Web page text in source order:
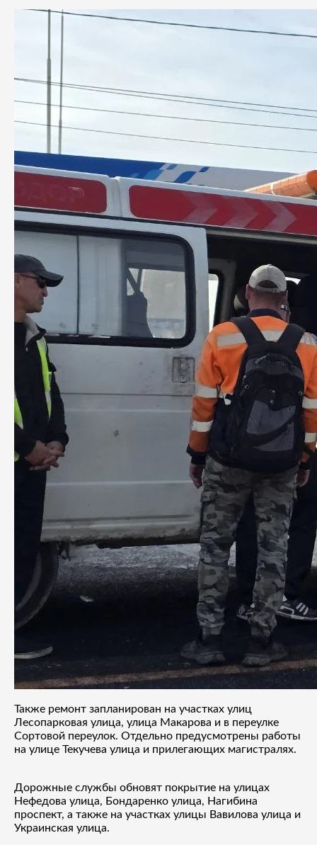
Также ремонт запланирован на участках улиц
Лесопарковая улица, улица Макарова и в переулке
Сортовой переулок. Отдельно предусмотрены работы
на улице Текучева улица и прилегающих магистралях.
Дорожные службы обновят покрытие на улицах
Нефедова улица, Бондаренко улица, Нагибина
проспект, а также на участках улицы Вавилова улица и
Украинская улица.